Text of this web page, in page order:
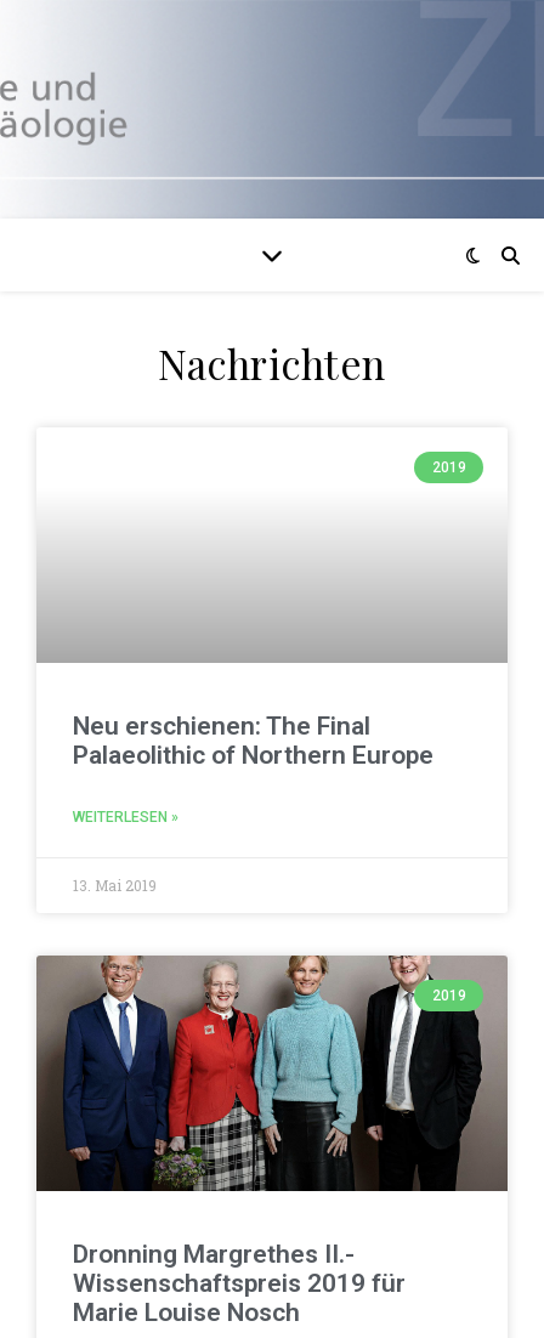
Nachrichten
2019
Neu erschienen: The Final
Palaeolithic of Northern Europe
WEITERLESEN »
13. Mai 2019
2019
Dronning Margrethes II.-
Wissenschaftspreis 2019 für
Marie Louise Nosch